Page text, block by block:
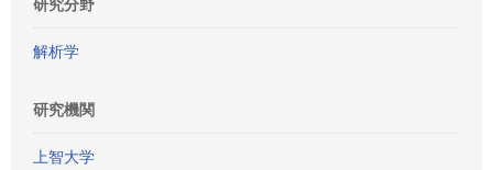
研究分野
解析学
研究機関
上智大学